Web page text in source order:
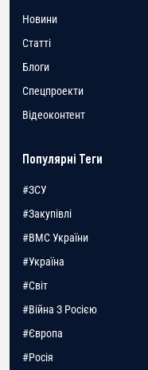
Новини
Статті
Блоги
Спецпроекти
Відеоконтент
Популярні Теги
#ЗСУ
#Закупівлі
#ВМС України
#Україна
#Світ
#Війна З Росією
#Європа
#Росія